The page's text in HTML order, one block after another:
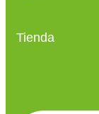
Tienda